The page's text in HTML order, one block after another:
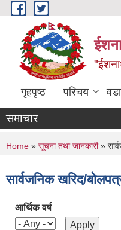
Skip to main content
गृहपृष्ठ परिचय
समाचार
You are here
Home » सूचना तथा जानकारी»
सार्वजनिक खरिद/
आर्थिक वर्ष